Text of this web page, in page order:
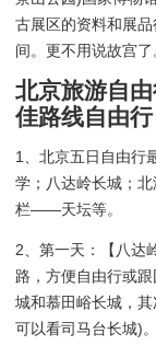
古展区的资料和展
间。更不用说故宫了
北京旅游自
佳路线自由行
1、北京五日自由
学；八达岭长城；
栏——天坛等。
2、第一天：【八达
路，方便自由行或
城和慕田峪长城，
可以看司马台长城)。